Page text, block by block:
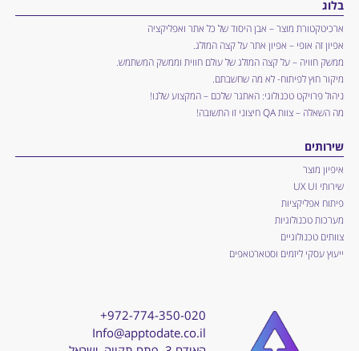
בלוג
ארכיטקטורת מוצר – אבן היסוד של כל אתר ואפליקציה
אפיון זה אופי – אפיון אתר על קצה המזלג.
ממשק חוויה – על קצה המזלג של עולם חווית וממשק המשתמש.
מיקור חוץ לפיתוח- לא מה שחשבתם.
ניהול פרויקט טכנולוגי: האתגר שלכם – המקצוע שלנו!
מה השאלה – צוות QA חיצוני זו התשובה!
שירותים
איפיון מוצר
שירותי UX UI
פיתוח אפליקציות
מערכות טכנולוגיות
צוותים טכנולוגיים
ייעוץ עסקי ליזמים וסטארטאפים
+972-774-350-020
Info@apptodate.co.il